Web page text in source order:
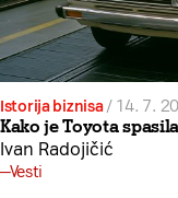
Istorija biznisa / 14. 7.
Kako je Toyota
Ivan Radojičić
Vesti